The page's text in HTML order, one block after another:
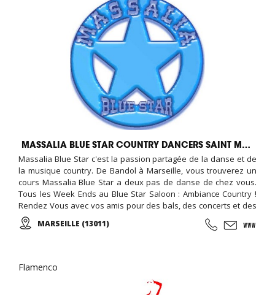
MASSALIA BLUE STAR COUNTRY DANCERS SAINT MENET
Massalia Blue Star c'est la passion partagée de la danse et de
la musique country. De Bandol à Marseille, vous trouverez un
cours Massalia Blue Star a deux pas de danse de chez vous.
Tous les Week Ends au Blue Star Saloon : Ambiance Country !
Rendez Vous avec vos amis pour des bals, des concerts et des
Fêtes Country, ...
MARSEILLE (13011)
Flamenco